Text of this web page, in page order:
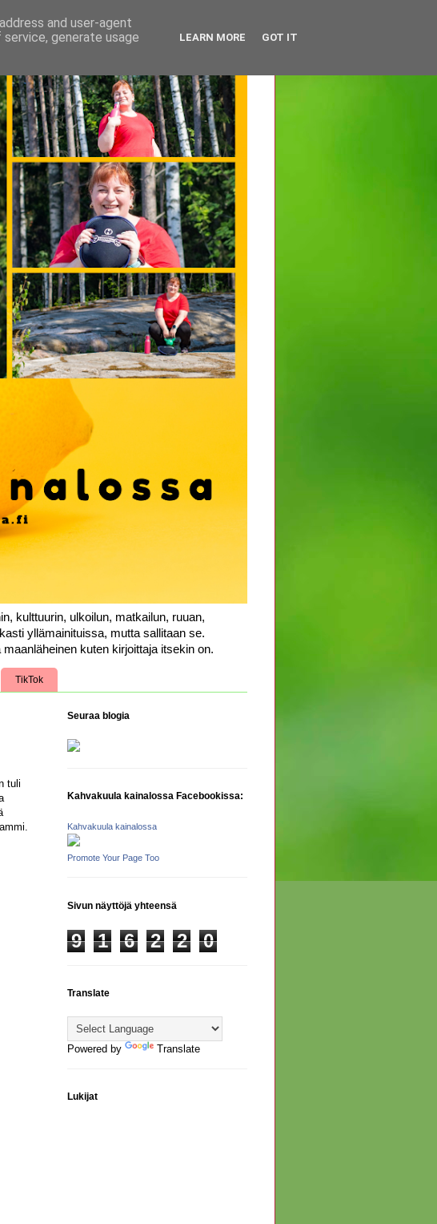
kulttuurin, ulkoilun, matkailun, ruuan,
yllämainituissa, mutta sallitaan se.
kuten kirjoittaja itsekin on.
TikTok
tuli
Seuraa blogia
Kahvakuula kainalossa Facebookissa:
Kahvakuula kainalossa
Promote Your Page Too
Sivun näyttöjä yhteensä
9 1 6 2 2 0
Translate
Powered by Translate
Lukijat
and user-agent
generate usage
LEARN MORE GOT IT